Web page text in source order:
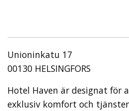
Unioninkatu 17
00130 HELSINGFORS
Hotel Haven är designat för
exklusiv komfort och